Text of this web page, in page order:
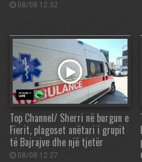
08/08 12:32
Top Channel/ Sherri në burgun e
Fierit, plagoset anëtari i grupit
të Bajrajve dhe një tjetër
08/08 12:27